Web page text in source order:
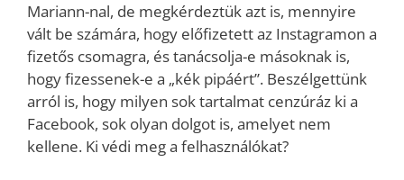
Mariann-nal, de megkérdeztük azt is, mennyire
vált be számára, hogy előfizetett az Instagramon a
fizetős csomagra, és tanácsolja-e másoknak is,
hogy fizessenek-e a „kék pipáért”. Beszélgettünk
arról is, hogy milyen sok tartalmat cenzúráz ki a
Facebook, sok olyan dolgot is, amelyet nem
kellene. Ki védi meg a felhasználókat?